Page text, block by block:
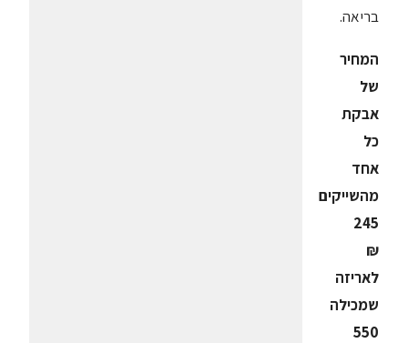
בריאה.
המחיר
של
אבקת
כל
אחד
מהשייקים
245
₪
לאריזה
שמכילה
550